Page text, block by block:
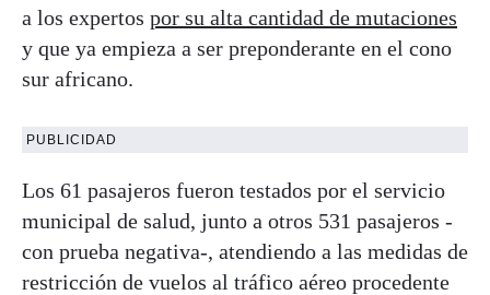
a los expertos por su alta cantidad de mutaciones
y que ya empieza a ser preponderante en el cono
sur africano.
PUBLICIDAD
Los 61 pasajeros fueron testados por el servicio
municipal de salud, junto a otros 531 pasajeros -
con prueba negativa-, atendiendo a las medidas de
restricción de vuelos al tráfico aéreo procedente